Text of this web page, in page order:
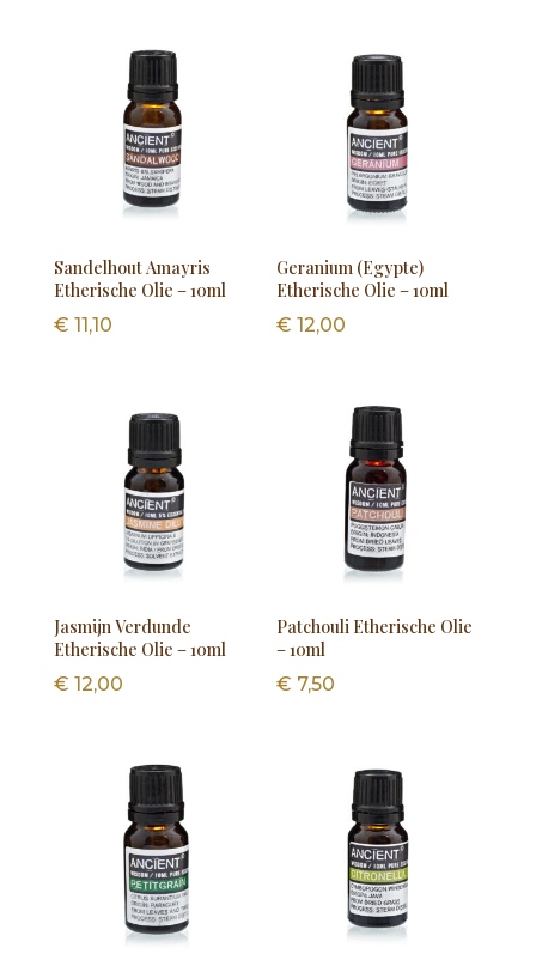
Sandelhout Amayris
Etherische Olie – 10ml
€ 11,10
Geranium (Egypte)
Etherische Olie – 10ml
€ 12,00
Jasmijn Verdunde
Etherische Olie – 10ml
€ 12,00
Patchouli Etherische Olie
– 10ml
€ 7,50